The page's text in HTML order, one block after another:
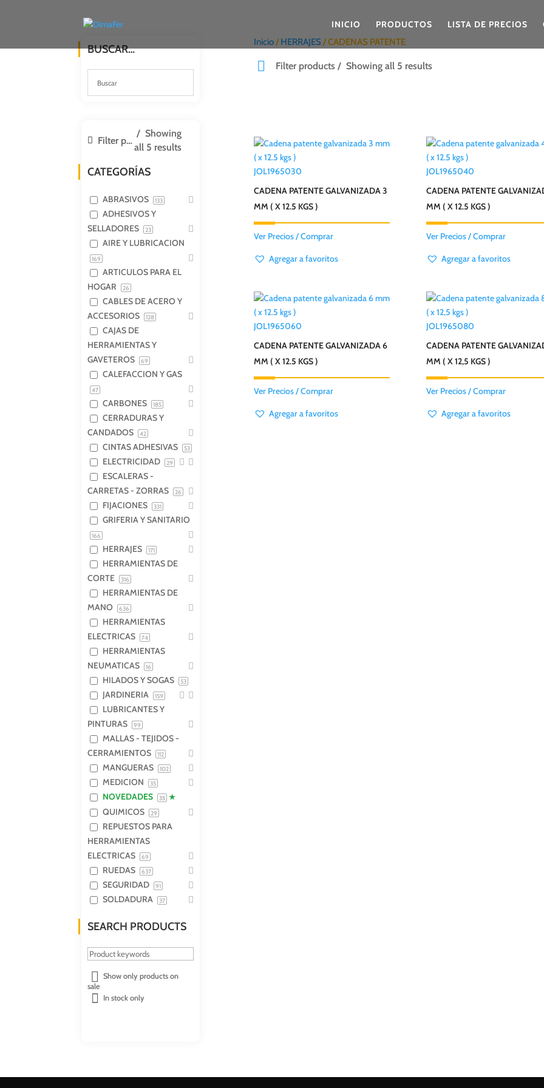
INICIO PRODUCTOS LISTA DE PRECIOS
Inicio/HERRAJES / CADENAS PATENTE
Filter products Showing all 5 results
JOL1965030
CADENA PATENTE GALVANIZADA 3
MM ( X 12.5 KGS )
Ver Precios / Comprar
Agregar a favoritos
JOL1965040
CADENA PATENTE
MM ( X 12.5 KGS )
Ver Precios / Comprar
Agregar a favoritos
JOL1965060
CADENA PATENTE GALVANIZADA 6
MM ( X 12.5 KGS )
Ver Precios / Comprar
Agregar a favoritos
JOL1965080
CADENA PATENTE
MM ( X 12,5 KGS )
Ver Precios / Comprar
Agregar a favoritos
BUSCAR…
Filter products
Showing
all 5 results
CATEGORÍAS
ABRASIVOS 133
ADHESIVOS Y
SELLADORES
23
AIRE Y LUBRICACION
169
ARTICULOS PARA EL
HOGAR
26
CABLES DE ACERO Y
ACCESORIOS
128
CAJAS DE
HERRAMIENTAS Y
GAVETEROS
69
CALEFACCION Y GAS
47
CARBONES 185
CERRADURAS Y
CANDADOS
42
CINTAS ADHESIVAS 53
ELECTRICIDAD 29
ESCALERAS -
CARRETAS - ZORRAS
26
FIJACIONES 331
GRIFERIA Y SANITARIO
166
HERRAJES 171
HERRAMIENTAS DE
CORTE
316
HERRAMIENTAS DE
MANO
636
HERRAMIENTAS
ELECTRICAS
74
HERRAMIENTAS
NEUMATICAS
16
HILADOS Y SOGAS 53
JARDINERIA 159
LUBRICANTES Y
PINTURAS
99
MALLAS - TEJIDOS -
CERRAMIENTOS
112
MANGUERAS 102
MEDICION 35
NOVEDADES 35
QUIMICOS 29
REPUESTOS PARA
HERRAMIENTAS
ELECTRICAS
69
RUEDAS 637
SEGURIDAD 91
SOLDADURA 37
SEARCH PRODUCTS
Show only products on
sale
In stock only